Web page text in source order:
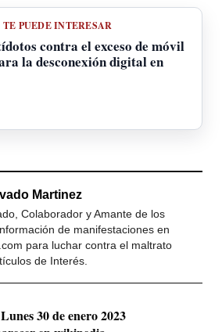
PUEDE INTERESAR
contra el exceso de móvil
la desconexión digital en
Martinez
Colaborador y Amante de los
de manifestaciones en
para luchar contra el maltrato
de Interés.
30 de enero 2023